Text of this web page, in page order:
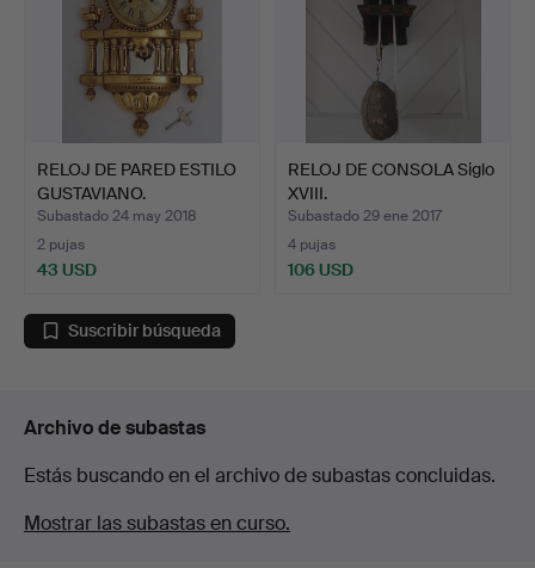
RELOJ DE PARED ESTILO
GUSTAVIANO.
Subastado 24 may 2018
2 pujas
43 USD
RELOJ DE CONSOLA Siglo
XVIII.
Subastado 29 ene 2017
4 pujas
106 USD
Suscribir búsqueda
Archivo de subastas
Estás buscando en el archivo de subastas concluidas.
Mostrar las subastas en curso.